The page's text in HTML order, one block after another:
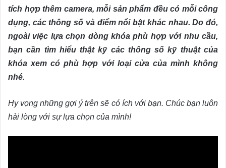
tích hợp thêm camera, mỗi sản phẩm đều có mỗi công
dụng, các thông số và điểm nổi bật khác nhau. Do đó,
ngoài việc lựa chọn dòng khóa phù hợp với nhu cầu,
bạn cần tìm hiểu thật kỹ các thông số kỹ thuật của
khóa xem có phù hợp với loại cửa của mình không
nhé.
Hy vọng những gợi ý trên sẽ có ích với bạn. Chúc bạn luôn
hài lòng với sự lựa chọn của mình!